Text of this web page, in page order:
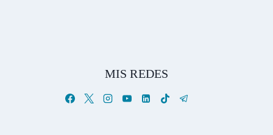
MIS REDES